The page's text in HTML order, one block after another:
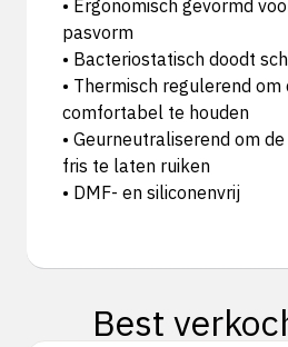
• Ergonomisch gevormd
pasvorm
• Bacteriostatisch doodt
• Thermisch regulerend om
comfortabel te houden
• Geurneutraliserend om
fris te laten ruiken
• DMF- en siliconenvrij
Best